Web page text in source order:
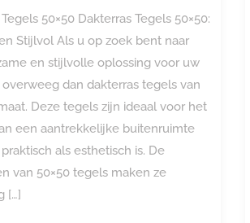
50×50 Dakterras Tegels 50×50:
Stijlvol Als u op zoek bent naar
en stijlvolle oplossing voor uw
overweeg dan dakterras tegels van
Deze tegels zijn ideaal voor het
een aantrekkelijke buitenruimte
als esthetisch is. De
van 50×50 tegels maken ze
[…]